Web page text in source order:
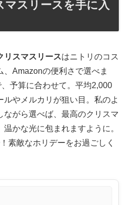
マスリースを手に入
リスマスリースはニトリのコス
Amazonの便利さで選べま
予算に合わせて。平均2,000
ルやメルカリが狙い目。私のよ
ながら選べば、最高のクリスマ
かな光に包まれますように。
素敵なホリデーをお過ごしく